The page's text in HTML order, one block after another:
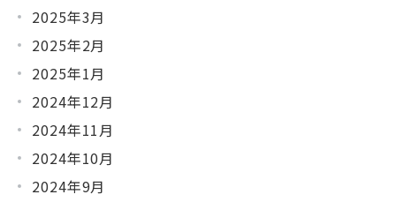
2025年3月
2025年2月
2025年1月
2024年12月
2024年11月
2024年10月
2024年9月